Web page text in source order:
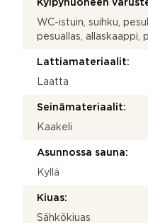
Kylpyhuoneen
WC-istuin, suihku,
pesuallas, allaskaappi,
Lattiamateriaalit:
Laatta
Seinämateriaalit:
Kaakeli
Asunnossa sauna:
Kyllä
Kiuas:
Sähkökiuas